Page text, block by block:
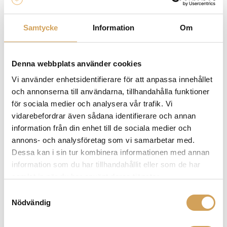
Samtycke Information Om
Denna webbplats använder cookies
Vi använder enhetsidentifierare för att anpassa innehållet
och annonserna till användarna, tillhandahålla funktioner
för sociala medier och analysera vår trafik. Vi
vidarebefordrar även sådana identifierare och annan
information från din enhet till de sociala medier och
annons- och analysföretag som vi samarbetar med.
Dessa kan i sin tur kombinera informationen med annan
information som du har tillhandahållit eller som de har
Nödvändig
Furutech Monza Stabilizer
Skivpuck
FURUTECH
4 729,00 kr/st. Mer info »